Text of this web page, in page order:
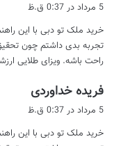
:
5 مرداد در 0:37 ق.ظ
خرید ملک تو دبی با این
تجربه بدی داشتم چون
راحت باشه. ویزای طلایی
فریده خداوردی
ف
:
5 مرداد در 0:37 ق.ظ
خرید ملک تو دبی با این